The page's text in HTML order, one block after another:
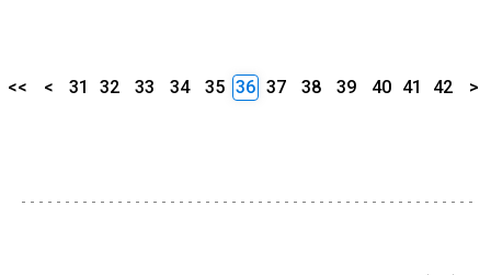
<< < 31 32 33 34 35 36 37 38 39 40 41 42 >